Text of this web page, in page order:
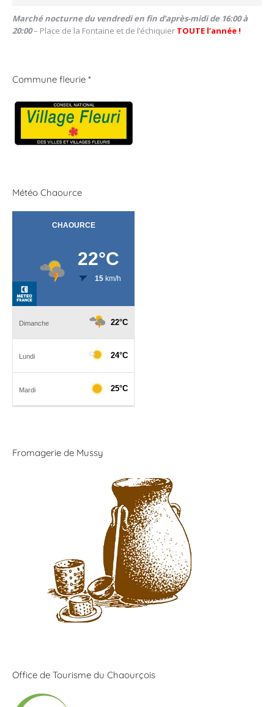
Marché nocturne du vendredi en fin d’après-midi de 16:00 à
20:00– Place de la Fontaine et de l’échiquier TOUTE l’année !
Commune fleurie *
Météo Chaource
Fromagerie de Mussy
Office de Tourisme du Chaourçois